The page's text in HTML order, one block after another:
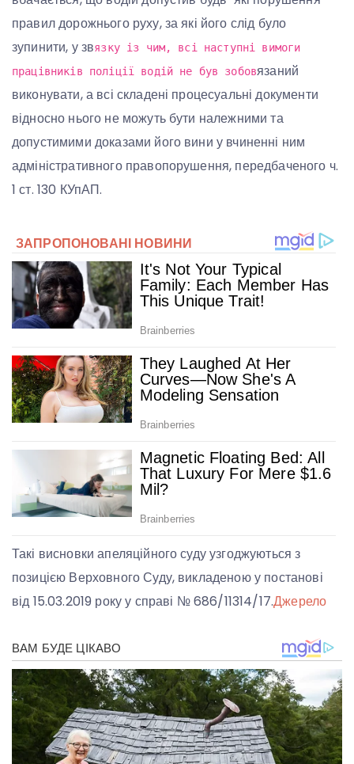
правил дорожнього руху, за які його слід було
зупинити, у звязку із чим, всі наступні вимоги
працівників поліції водій не був зобовязаний
виконувати, а всі складені процесуальні документи
відносно нього не можуть бути належними та
допустимими доказами його вини у вчиненні ним
адміністративного правопорушення, передбаченого ч.
1 ст. 130 КУпАП.
Такі висновки апеляційного суду узгоджуються з
позицією Верховного Суду, викладеною у постанові
від 15.03.2019 року у справі № 686/11314/17.Джерело